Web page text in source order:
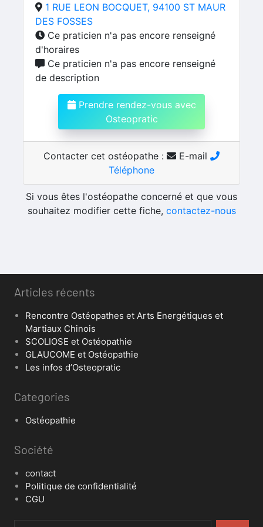
1 RUE LEON BOCQUET, 94100 ST MAUR
DES FOSSES
Ce praticien n'a pas encore renseigné
d'horaires
Ce praticien n'a pas encore renseigné
de description
Prendre rendez-vous avec
Osteopratic
Contacter cet ostéopathe :
E-mail
Téléphone
Si vous êtes l'ostéopathe concerné et que vous
souhaitez modifier cette fiche, contactez-nous
Articles récents
Rencontre Ostéopathes et Arts Energétiques et
Martiaux Chinois
SCOLIOSE et Ostéopathie
GLAUCOME et Ostéopathie
Les infos d’Osteopratic
Categories
Ostéopathie
Société
contact
Politique de confidentialité
CGU